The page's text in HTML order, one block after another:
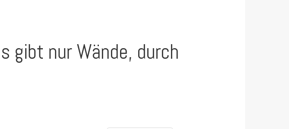
gibt nur Wände, durch